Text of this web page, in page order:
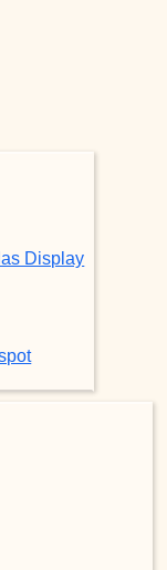
Display